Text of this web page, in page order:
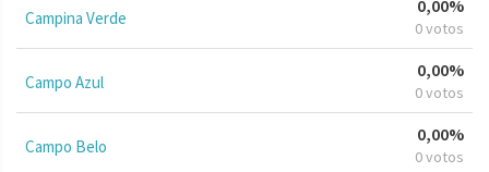
Campina Verde
0,00%
0 votos
Campo Azul
0,00%
0 votos
Campo Belo
0,00%
0 votos